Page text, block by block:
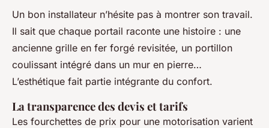
Un bon installateur n’hésite pas à montrer son travail.
Il sait que chaque portail raconte une histoire : une
ancienne grille en fer forgé revisitée, un portillon
coulissant intégré dans un mur en pierre…
L’esthétique fait partie intégrante du confort.
La transparence des devis et tarifs
Les fourchettes de prix pour une motorisation varient